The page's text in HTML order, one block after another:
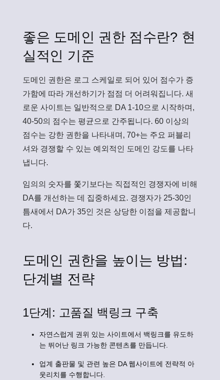
좋은 도메인 권한 점수란? 현
실적인 기준
도메인 권한은 로그 스케일로 되어 있어 점수가 증
가함에 따라 개선하기가 점점 더 어려워집니다. 새
로운 사이트는 일반적으로 DA 1-10으로 시작하며,
40-50의 점수는 평균으로 간주됩니다. 60 이상의
점수는 강한 권한을 나타내며, 70+는 주요 퍼블리
셔와 경쟁할 수 있는 예외적인 도메인 강도를 나타
냅니다.
임의의 숫자를 쫓기보다는 직접적인 경쟁자에 비해
DA를 개선하는 데 집중하세요. 경쟁자가 25-30인
틈새에서 DA가 35인 것은 상당한 이점을 제공합니
다.
도메인 권한을 높이는 방법:
단계별 전략
1단계: 고품질 백링크 구축
자연스럽게 권위 있는 사이트에서 백링크를 유도하
는 뛰어난 링크 가능한 콘텐츠를 만듭니다.
업계 출판물 및 관련 높은 DA 웹사이트에 전략적 아
웃리치를 수행합니다.